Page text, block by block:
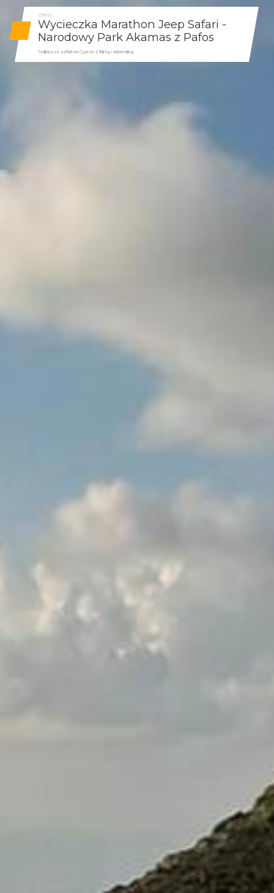
Oferta
Wycieczka Marathon Jeep Safari -
Narodowy Park Akamas z Pafos
Najlepsze safari na Cyprze z klimą i adrenaliną